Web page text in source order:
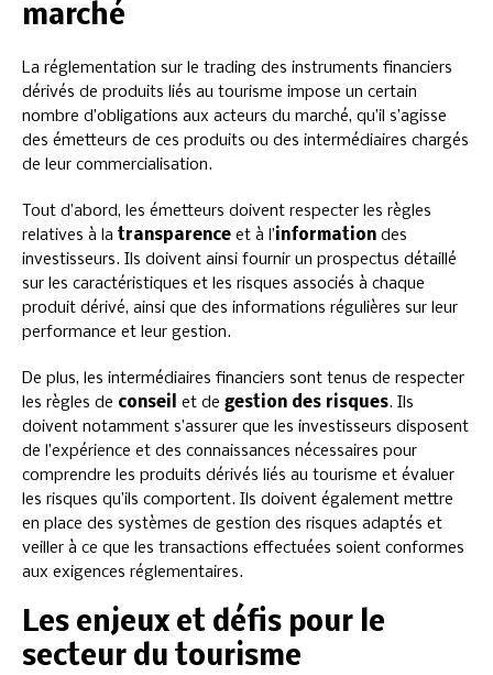
marché
La réglementation sur le trading des instruments financiers
dérivés de produits liés au tourisme impose un certain
nombre d’obligations aux acteurs du marché, qu’il s’agisse
des émetteurs de ces produits ou des intermédiaires chargés
de leur commercialisation.
Tout d’abord, les émetteurs doivent respecter les règles
relatives à la transparence et à l’information des
investisseurs. Ils doivent ainsi fournir un prospectus détaillé
sur les caractéristiques et les risques associés à chaque
produit dérivé, ainsi que des informations régulières sur leur
performance et leur gestion.
De plus, les intermédiaires financiers sont tenus de respecter
les règles de conseil et de gestion des risques. Ils
doivent notamment s’assurer que les investisseurs disposent
de l’expérience et des connaissances nécessaires pour
comprendre les produits dérivés liés au tourisme et évaluer
les risques qu’ils comportent. Ils doivent également mettre
en place des systèmes de gestion des risques adaptés et
veiller à ce que les transactions effectuées soient conformes
aux exigences réglementaires.
Les enjeux et défis pour le
secteur du tourisme